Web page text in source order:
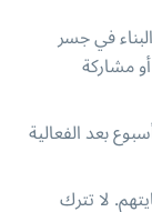
في جسر
مشاركة
بعد الفعالية
لا تترك